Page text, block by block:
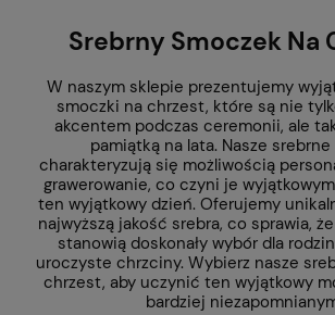
Srebrny Smoczek Na
W naszym sklepie prezentujemy
smoczki na chrzest, które są nie
akcentem podczas ceremonii, ale
pamiątką na lata. Nasze
charakteryzują się możliwością
grawerowanie, co czyni je
ten wyjątkowy dzień. Oferujemy
najwyższą jakość srebra, co sprawia,
stanowią doskonały wybór dla
uroczyste chrzciny. Wybierz nasze
chrzest, aby uczynić ten wyjątkowy
bardziej